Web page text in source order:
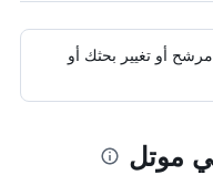
أو تغيير بحثك أو
موتل